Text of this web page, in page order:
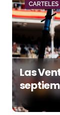
CARTELES
Las